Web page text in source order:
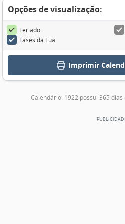
Opções de visualização:
Feriado
Fases da Lua
Imprimir
Calendário: 1922 possui 365 dias